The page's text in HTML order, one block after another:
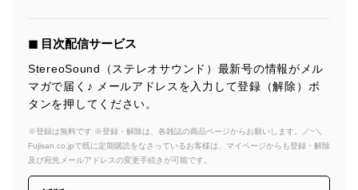
◼︎ 目次配信サービス
StereoSound（ステレオサウンド）最新号の情報がメル
マガで届く♪ メールアドレスを入力して登録（解除）ボ
タンを押してください。
※登録は無料です ※登録・解除は、各雑誌の商品ページからお願いします。／~＼
Fujisan.co.jpで既に定期購読をなさっているお客様は、マイページからも登録・解除
及び宛先メールアドレスの変更手続きが可能です。